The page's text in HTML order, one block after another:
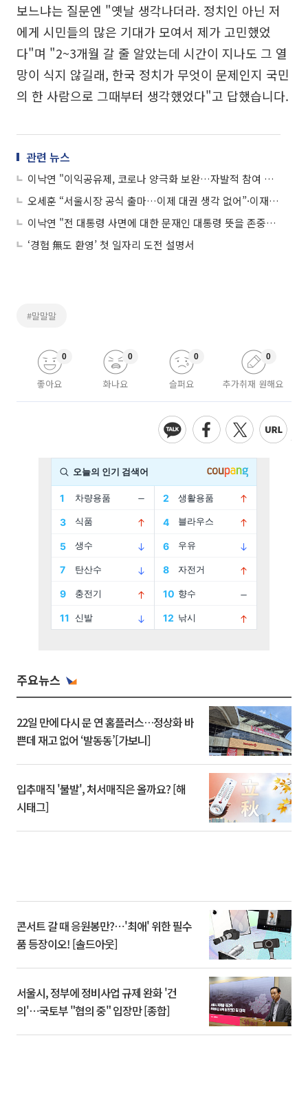
보느냐는 질문엔 "옛날 생각나더라. 정치인 아닌 저
에게 시민들의 많은 기대가 모여서 제가 고민했었
다"며 "2~3개월 갈 줄 알았는데 시간이 지나도 그 열
망이 식지 않길래, 한국 정치가 무엇이 문제인지 국민
의 한 사람으로 그때부터 생각했었다"고 답했습니다.
관련 뉴스
이낙연 "이익공유제, 코로나 양극화 보완…자발적 참여 원칙" vs 이상민 "이익공유제보다 부유세·연대세가 낫다" 外
오세훈 “서울시장 공식 출마…이제 대권 생각 없어”·이재명 “재난지원금 기자회견 취소는 민주당 존중 결과” 外
이낙연 "전 대통령 사면에 대한 문재인 대통령 뜻을 존중한다"·유승민 "입양아가 반품하는 물건인가…인간 존엄 모독" 外
‘경험 無도 환영’ 첫 일자리 도전 설명서
#말말말
좋아요
0
화나요
0
슬퍼요
0
추가취재 원해요
0
주요뉴스
22일 만에 다시 문 연 홈플러스…정상화 바
쁜데 재고 없어 ‘발동동’[가보니]
입추매직 '불발', 처서매직은 올까요? [해
시태그]
콘서트 갈 때 응원봉만?⋯'최애' 위한 필수
품 등장이오! [솔드아웃]
서울시, 정부에 정비사업 규제 완화 '건
의'⋯국토부 "협의 중" 입장만 [종합]